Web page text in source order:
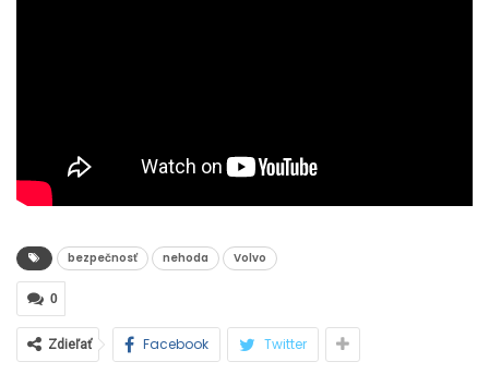
bezpečnosť nehoda Volvo
0
Zdieľať Facebook Twitter